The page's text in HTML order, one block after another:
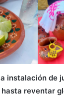
instalación de
reventar